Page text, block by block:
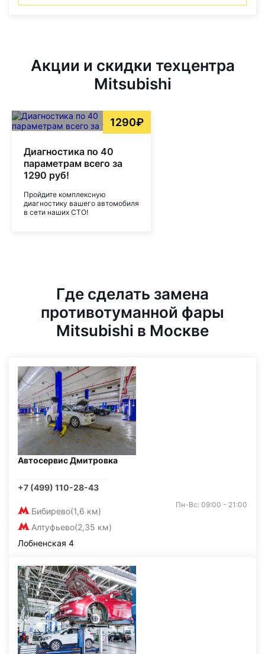
Акции и скидки техцентра
Mitsubishi
1290₽
Диагностика по 40
параметрам всего за
1290 руб!
Пройдите комплексную
диагностику вашего автомобиля
в сети наших СТО!
Где сделать замена
противотуманной фары
Mitsubishi в Москве
Автосервис Дмитровка
+7 (499) 110-28-43
Бибирево(1,6 км)
Алтуфьево(2,35 км)
Пн-Вс: 09:00 - 21:00
Лобненская 4